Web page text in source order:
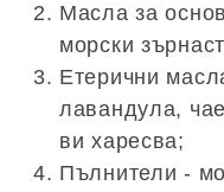
Масла за
морски
Етерични
лавандула,
ви харесва;
Пълнители -